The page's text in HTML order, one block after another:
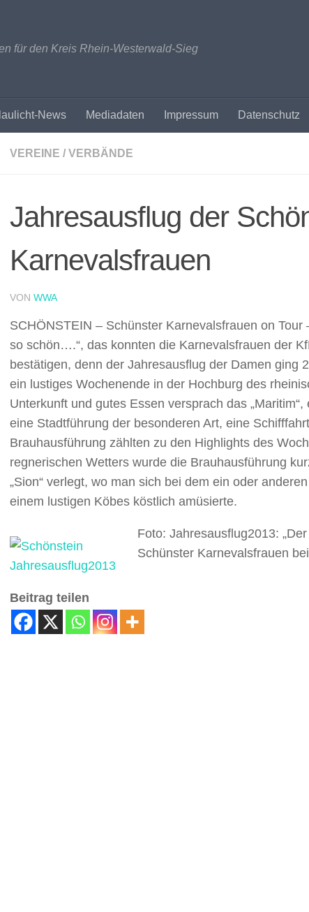
für den Kreis Rhein-Westerwald-Sieg
News Mediadaten Impressum Datenschutz
VEREINE / VERBÄNDE
Jahresausflug der
Karnevalsfrauen
VON WWA
SCHÖNSTEIN – Schünster Karnevalsfrauen on Tour
so schön….“, das konnten die Karnevalsfrauen der
bestätigen, denn der Jahresausflug der Damen ging
ein lustiges Wochenende in der Hochburg des
Unterkunft und gutes Essen versprach das
eine Stadtführung der besonderen Art, eine
Brauhausführung zählten zu den Highlights des
regnerischen Wetters wurde die Brauhausführung
„Sion“ verlegt, wo man sich bei dem ein oder
einem lustigen Köbes köstlich amüsierte.
Foto: Jahresausflug2013:
Schünster Karnevalsfrauen
Beitrag teilen